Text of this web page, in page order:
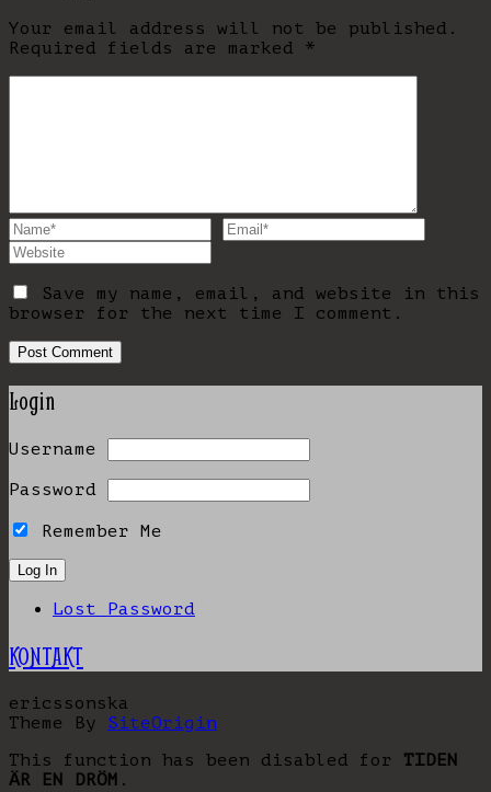
Your email address will not be published.
Required fields are marked *
Save my name, email, and website in this
browser for the next time I comment.
Login
Username
Password
Remember Me
Lost Password
KONTAKT
ericssonska
Theme By SiteOrigin
This function has been disabled for TIDEN
ÄR EN DRÖM .